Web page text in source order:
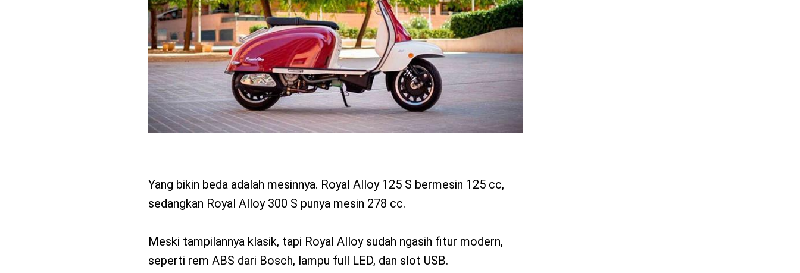
Yang bikin beda adalah mesinnya. Royal Alloy 125 S bermesin 125 cc,
sedangkan Royal Alloy 300 S punya mesin 278 cc.
Meski tampilannya klasik, tapi Royal Alloy sudah ngasih fitur modern,
seperti rem ABS dari Bosch, lampu full LED, dan slot USB.